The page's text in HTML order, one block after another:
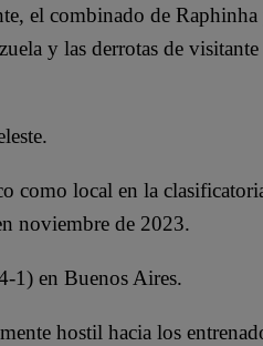
el combinado de
y las derrotas de
local en la
noviembre de 2023.
1) en Buenos Aires.
hostil hacia los